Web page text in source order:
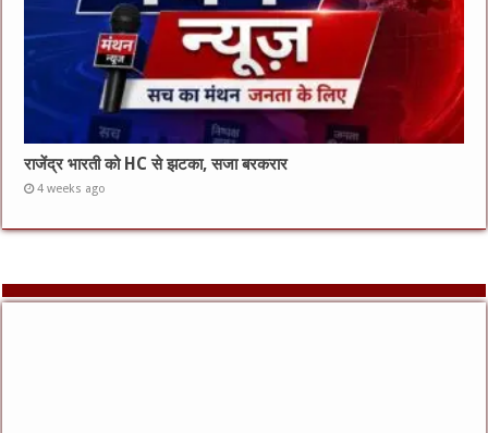
राजेंद्र भारती को HC से झटका, सजा बरकरार
4 weeks ago